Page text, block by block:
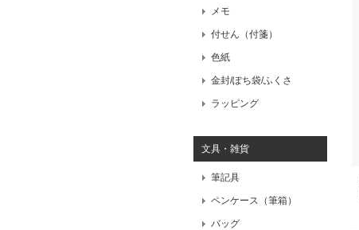
メモ
付せん（付箋）
色紙
金封/ぽち袋/ふくさ
ラッピング
文具・雑貨
筆記具
ペンケース（筆箱）
バッグ